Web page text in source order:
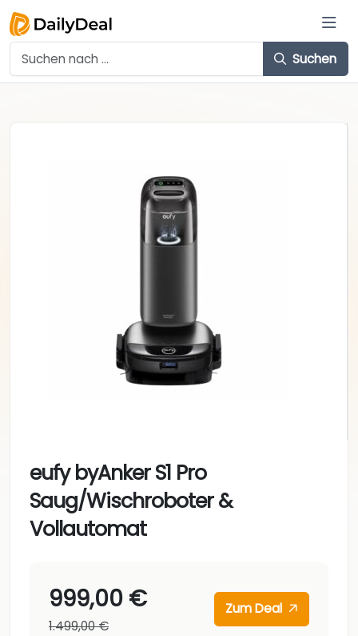
Suchen
eufy byAnker S1 Pro
Saug/Wischroboter &
Vollautomat
999,00 €
1.499,00 €
Zum Deal